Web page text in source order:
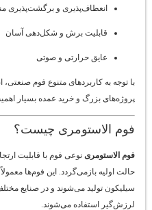
انعطاف‌پذیری و برگشت‌پذیری
قابلیت برش و شکل‌دهی آسان
عایق حرارتی و صوتی
با توجه به کاربردهای متنوع فوم صنعتی،
پروژه‌های بزرگ و خرید عمده بسیار اهمیت
فوم الاستومری چیست؟
فوم الاستومری نوعی فوم با قابلیت
حالت اولیه بازمی‌گردد. این فوم‌ها معمولاً
سیلیکون تولید می‌شوند و در صنایع
لرزش‌گیر استفاده می‌شوند.